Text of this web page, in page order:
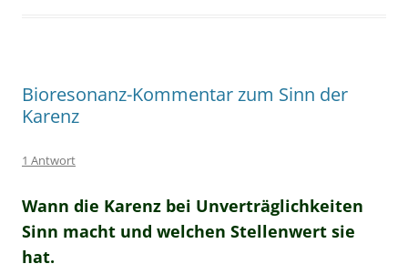
Bioresonanz-Kommentar zum Sinn der
Karenz
1 Antwort
Wann die Karenz bei Unverträglichkeiten
Sinn macht und welchen Stellenwert sie
hat.